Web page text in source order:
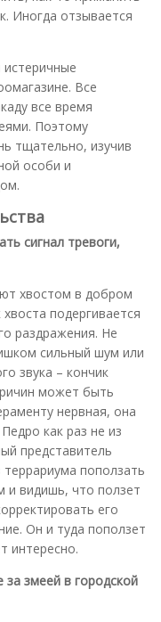
Иногда отзывается
Все
все время
Поэтому
тщательно, изучив
особи и
сигнал тревоги,
хвостом в добром
подергивается
раздражения. Не
сильный шум или
звука – кончик
может быть
нервная, она
как раз не из
представитель
террариума поползать
и видишь, что ползет
его
Он и туда поползет
интересно.
за змеей в городской